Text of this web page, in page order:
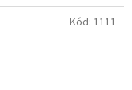
Kód: 1111